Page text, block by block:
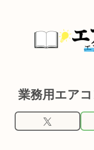
業務用エア